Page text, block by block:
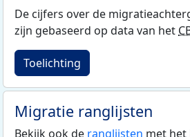
De cijfers over de
zijn gebaseerd op data van het
Toelichting
Migratie ranglijsten
Bekijk ook de ranglijsten met het